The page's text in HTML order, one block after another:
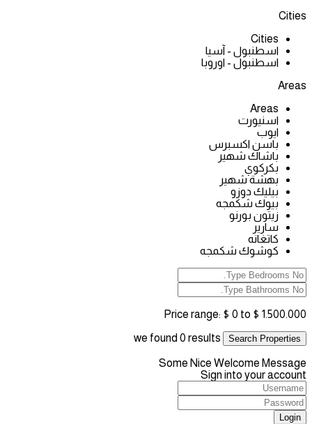
Cities
Cities
اسطنبول - آسيا
اسطنبول - اوروبا
Areas
Areas
اسنيورت
ايوب
باسن اكسبرس
باشاك شهير
بكركوي
بهشة شهير
بيليك دوزو
بيوك شكمجه
زيتون بورنو
سارير
كاتغانه
كوشوك شكمجه
Price range: $ 0 to $ 1.500.000
Search Properties
we found 0 results
Some Nice Welcome Message
Sign into your account
Login